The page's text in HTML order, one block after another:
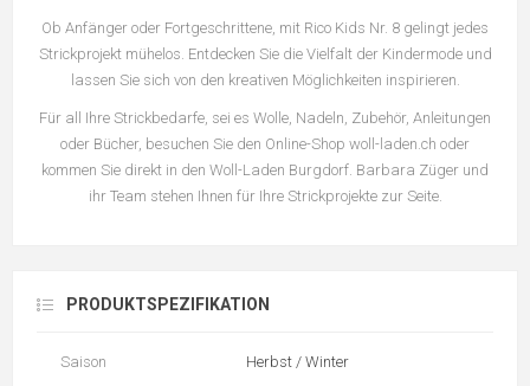
Ob Anfänger oder Fortgeschrittene, mit Rico Kids Nr. 8 gelingt jedes
Strickprojekt mühelos. Entdecken Sie die Vielfalt der Kindermode und
lassen Sie sich von den kreativen Möglichkeiten inspirieren.
Für all Ihre Strickbedarfe, sei es Wolle, Nadeln, Zubehör, Anleitungen
oder Bücher, besuchen Sie den Online-Shop woll-laden.ch oder
kommen Sie direkt in den Woll-Laden Burgdorf. Barbara Züger und
ihr Team stehen Ihnen für Ihre Strickprojekte zur Seite.
PRODUKTSPEZIFIKATION
Saison Herbst / Winter